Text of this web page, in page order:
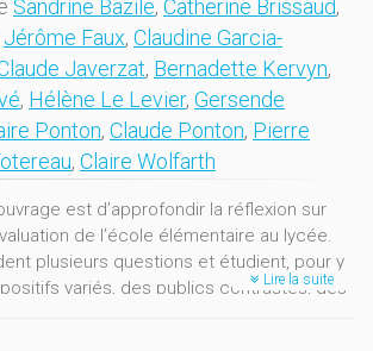
Sandrine Bazile, Catherine Brissaud,
Jérôme Faux, Claudine Garcia-
Javerzat, Bernadette Kervyn,
, Hélène Le Levier, Gersende
Ponton, Claude Ponton, Pierre
, Claire Wolfarth
est d’approfondir la réflexion sur
de l’école élémentaire au lycée.
plusieurs questions et étudient, pour y
variés, des publics contrastés, des
Lire la suite